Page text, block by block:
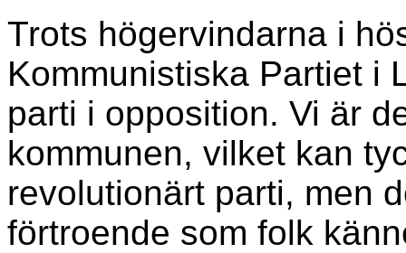
Trots högervindarna i
Kommunistiska Partiet i
parti i opposition. Vi är
kommunen, vilket kan
revolutionärt parti, men
förtroende som folk